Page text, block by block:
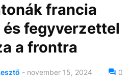
francia
fegyverzettel
a frontra
- november 15, 2024 0